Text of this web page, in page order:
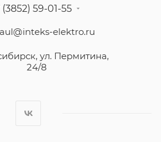
(3852) 59-01-55
elektro.ru
ул. Пермитина,
24/8